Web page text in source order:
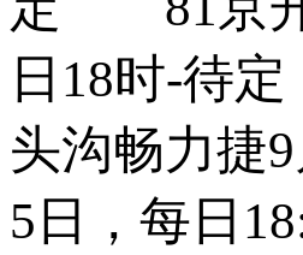
日18时-待
头沟畅力捷9
5日，每日